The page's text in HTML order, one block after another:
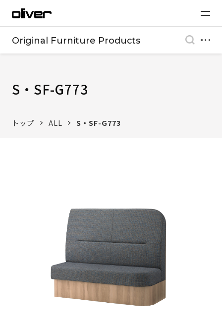
Original Furniture Products
S・SF-G773
トップ ALL S・SF-G773